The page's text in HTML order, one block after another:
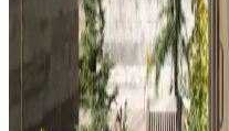
Perde ve nevresim uyumu,
mekanın estetiğini artırır.
uyumlu renk ve desen önerileri
Ev Dekorasyonunda
Uyumu, Mobilya